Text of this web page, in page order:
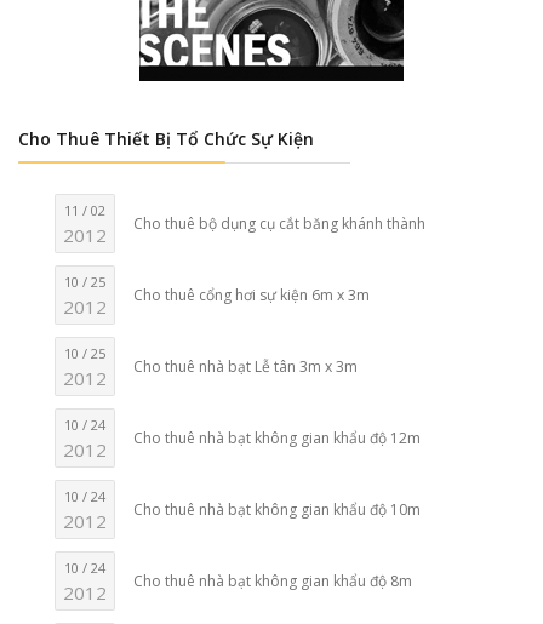
Cho Thuê Thiết Bị Tổ Chức Sự Kiện
11 / 02
2012 Cho thuê bộ dụng cụ cắt băng khánh thành
10 / 25
2012 Cho thuê cổng hơi sự kiện 6m x 3m
10 / 25
2012 Cho thuê nhà bạt Lễ tân 3m x 3m
10 / 24
2012 Cho thuê nhà bạt không gian khẩu độ 12m
10 / 24
2012 Cho thuê nhà bạt không gian khẩu độ 10m
10 / 24
2012 Cho thuê nhà bạt không gian khẩu độ 8m